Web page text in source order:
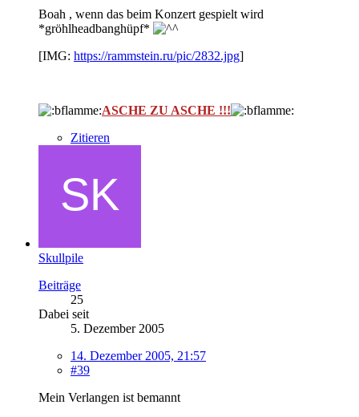
Boah , wenn das beim Konzert gespielt wird
*gröhlheadbanghüpf*
[IMG: https://rammstein.ru/pic/2832.jpg]
ASCHE ZU ASCHE !!!
Zitieren
Skullpile
Beiträge
25
Dabei seit
5. Dezember 2005
14. Dezember 2005, 21:57
#39
Mein Verlangen ist bemannt